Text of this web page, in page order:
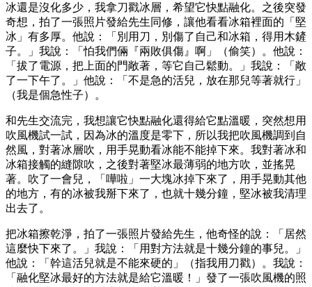
冰還是沒化多少，我拿刀戳冰層，希望它快點融化。之後突發
奇想，拍了一張照片發給先生同修，讓他看看冰箱裡面的「堅
冰」有多厚。他說：「別用刀，別傷了自己和冰箱，得用木鏟
子。」我說：「怕我們倆『兩敗俱傷』啊」（偷笑）。他說：
「拔了電源，把上面的門敞著，等它自己鬆動。」我說：「敞
了一下午了。」他說：「不是急的活兒，放在那兒等著就行」
（我是個急性子）。
和先生交流完，我想讓它快點融化還得給它點溫暖，突然想用
吹風機試一試，因為冰的溫度是零下，所以我把吹風機調到自
然風，對著冰層吹，用手晃動看冰能不能掉下來。我對著冰和
冰箱接觸的縫隙吹，之後對著堅冰最薄弱的地方吹，並搖晃
著。吹了一會兒，「嘩啦」一大塊冰掉下來了，用手晃動其他
的地方，有的冰被我掰下來了，也就十幾分鐘，堅冰被我清理
出去了。
把冰箱擦乾淨，拍了一張照片發給先生，他奇怪的說：「居然
這麼快下來了。」我說：「用對方法就是十幾分鐘的事兒。」
他說：「幹這活兒就是不能來硬的」（指我用刀戳）。我說：
「融化堅冰最好的方法就是給它溫暖！」發了一張吹風機的照